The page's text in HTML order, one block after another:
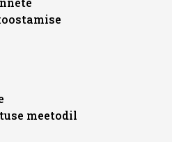
meetodil